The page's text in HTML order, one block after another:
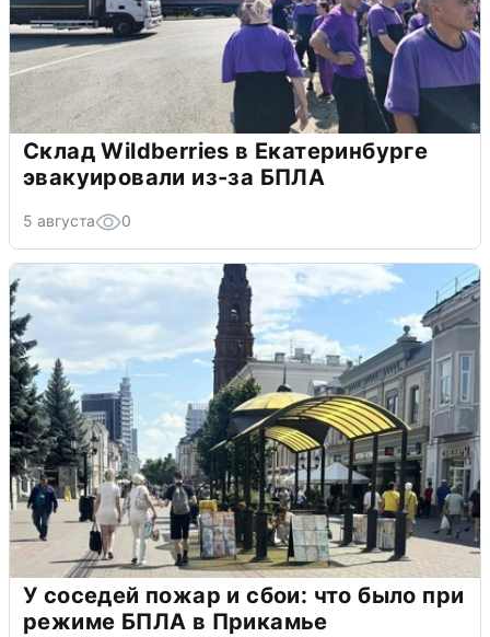
Склад Wildberries в Екатеринбурге
эвакуировали из-за БПЛА
5 августа 0
У соседей пожар и сбои: что было при
режиме БПЛА в Прикамье